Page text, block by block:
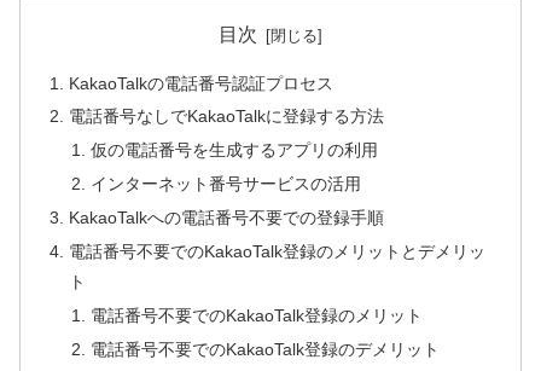
目次
KakaoTalkの電話番号認証プロセス
電話番号なしでKakaoTalkに登録する方法
仮の電話番号を生成するアプリの利用
インターネット番号サービスの活用
KakaoTalkへの電話番号不要での登録手順
電話番号不要でのKakaoTalk登録のメリットとデメリッ
ト
電話番号不要でのKakaoTalk登録のメリット
電話番号不要でのKakaoTalk登録のデメリット